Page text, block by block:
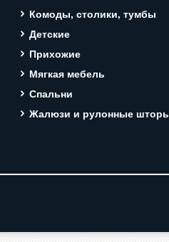
Комоды, столики, тумбы
Детские
Прихожие
Мягкая мебель
Спальни
Жалюзи и рулонные